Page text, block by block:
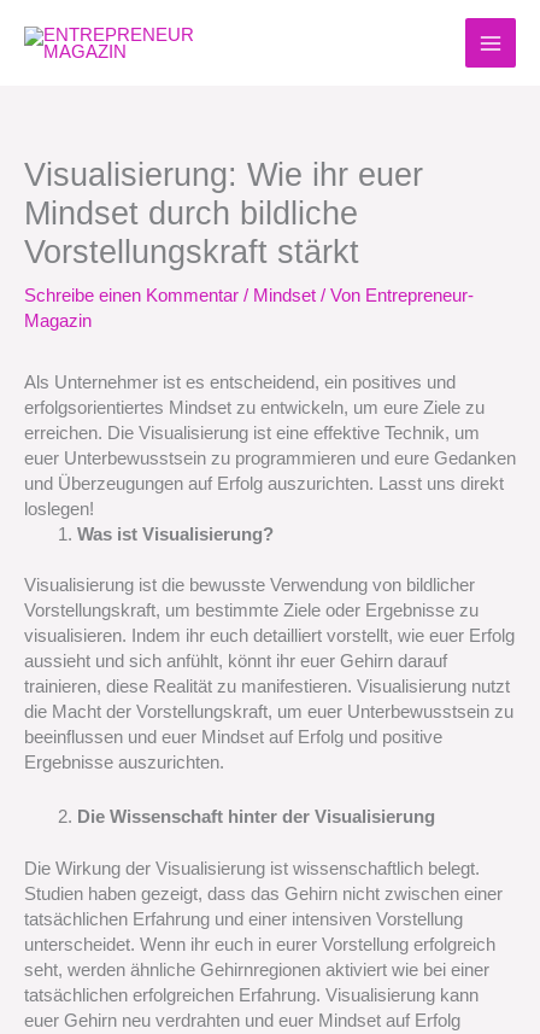
Inhalt
springen
Visualisierung: Wie ihr euer
Mindset durch bildliche
Vorstellungskraft stärkt
Schreibe einen Kommentar / Mindset / Von Entrepreneur-
Magazin
Als Unternehmer ist es entscheidend, ein positives und
erfolgsorientiertes Mindset zu entwickeln, um eure Ziele zu
erreichen. Die Visualisierung ist eine effektive Technik, um
euer Unterbewusstsein zu programmieren und eure Gedanken
und Überzeugungen auf Erfolg auszurichten. Lasst uns direkt
loslegen!
Was ist Visualisierung?
Visualisierung ist die bewusste Verwendung von bildlicher
Vorstellungskraft, um bestimmte Ziele oder Ergebnisse zu
visualisieren. Indem ihr euch detailliert vorstellt, wie euer Erfolg
aussieht und sich anfühlt, könnt ihr euer Gehirn darauf
trainieren, diese Realität zu manifestieren. Visualisierung nutzt
die Macht der Vorstellungskraft, um euer Unterbewusstsein zu
beeinflussen und euer Mindset auf Erfolg und positive
Ergebnisse auszurichten.
Die Wissenschaft hinter der Visualisierung
Die Wirkung der Visualisierung ist wissenschaftlich belegt.
Studien haben gezeigt, dass das Gehirn nicht zwischen einer
tatsächlichen Erfahrung und einer intensiven Vorstellung
unterscheidet. Wenn ihr euch in eurer Vorstellung erfolgreich
seht, werden ähnliche Gehirnregionen aktiviert wie bei einer
tatsächlichen erfolgreichen Erfahrung. Visualisierung kann
euer Gehirn neu verdrahten und euer Mindset auf Erfolg